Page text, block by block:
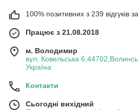
100% позитивних з 239 відгуків
Працює з 21.08.2018
м. Володимир
вул. Ковельська
Україна
Контакти
Сьогодні вихідний